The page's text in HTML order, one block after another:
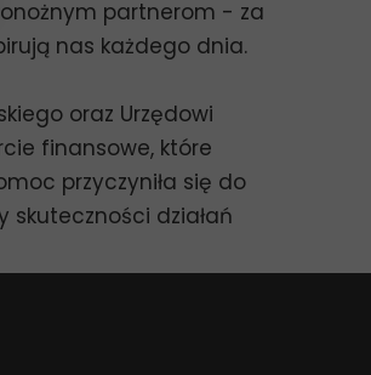
partnerom - za
nas każdego dnia.
oraz Urzędowi
finansowe, które
przyczyniła się do
skuteczności działań